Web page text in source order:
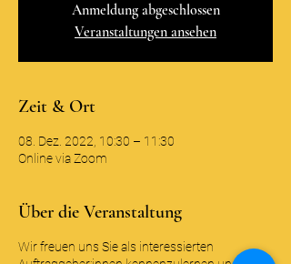
Anmeldung abgeschlossen
Veranstaltungen ansehen
Zeit & Ort
08. Dez. 2022, 10:30 – 11:30
Online via Zoom
Über die Veranstaltung
Wir freuen uns Sie als interessierten